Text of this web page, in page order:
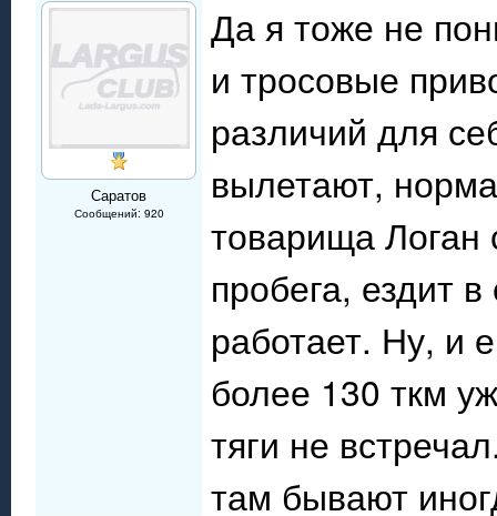
Саратов
Сообщений: 920
Да я тоже не
и тросовые
различий для
вылетают,
товарища Логан
пробега, ездит
работает. Ну, и
более 130 ткм
тяги не
там бывают